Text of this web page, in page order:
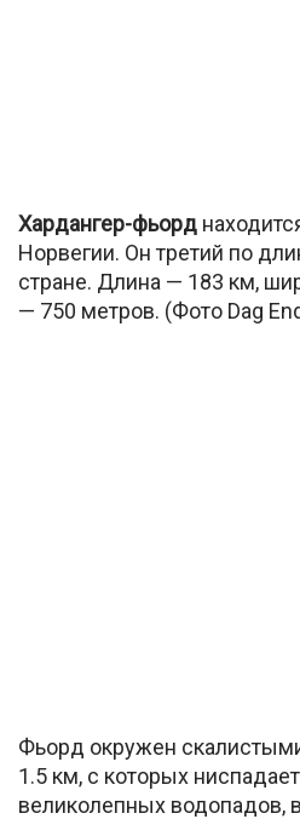
Хардангер-фьорд
Норвегии. Он третий по
стране. Длина — 183 км,
— 750 метров. (Фото Dag
Фьорд окружен
1.5 км, с которых
великолепных водопадов,